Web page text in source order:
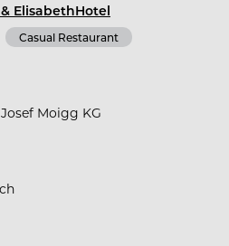
ist ein Platz, der zu
Berge zu den Alpen. Wo
uralten Obstbaum
ElisabethHotel
Casual Restaurant
Moigg KG